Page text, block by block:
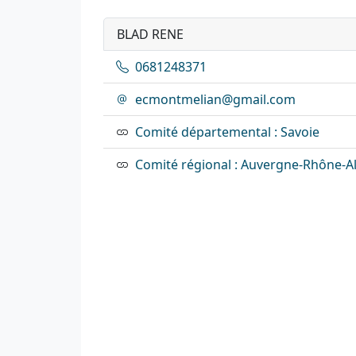
BLAD RENE
0681248371
ecmontmelian@gmail.com
Comité départemental : Savoie
Comité régional : Auvergne-Rhône-